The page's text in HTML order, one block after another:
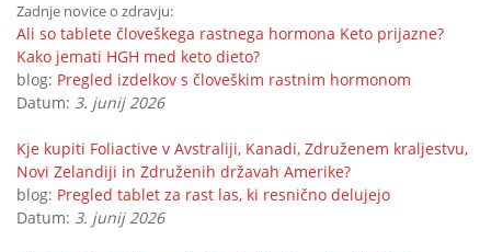
Zadnje novice o zdravju:
Ali so tablete človeškega rastnega hormona Keto prijazne?
Kako jemati HGH med keto dieto?
blog: Pregled izdelkov s človeškim rastnim hormonom
Datum: 3. junij 2026
Kje kupiti Foliactive v Avstraliji, Kanadi, Združenem kraljestvu,
Novi Zelandiji in Združenih državah Amerike?
blog: Pregled tablet za rast las, ki resnično delujejo
Datum: 3. junij 2026